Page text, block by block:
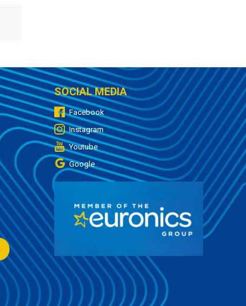
SOCIAL MEDIA
Facebook
Instagram
Youtube
Google